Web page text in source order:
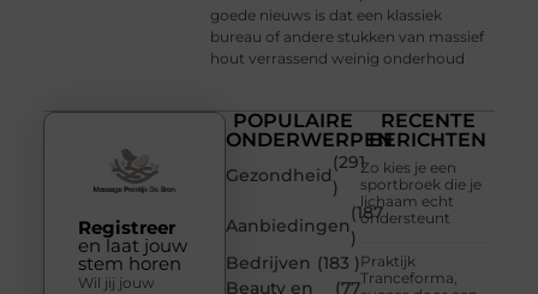
goede nieuws is dat een klassiek
bureau of andere stukken van massief
hout verrassend weinig onderhoud
POPULAIRE
ONDERWERPEN
Gezondheid
(291
)
Aanbiedingen
(187
)
Bedrijven (183 )
Beauty en
(77
RECENTE
BERICHTEN
Zo kies je een
sportbroek die je
lichaam echt
ondersteunt
Praktijk
Tranceforma,
Registreer
en laat jouw
stem horen
Wil jij jouw